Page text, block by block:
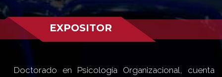
EXPOSITOR
Doctorado en Psicología Organizacional, cuenta